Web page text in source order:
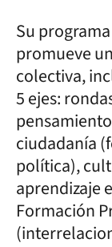
Su
promueve
colectiva,
5 ejes:
ciudadanía
política),
aprendizaje
Formación